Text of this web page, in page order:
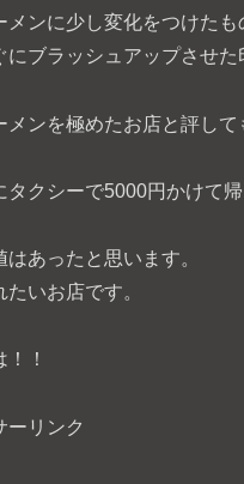
メンに少し変化をつけたも
にブラッシュアップさせた
メンを極めたお店と評して
タクシーで5000円かけて
はあったと思います。
たいお店です。
！
ーリンク